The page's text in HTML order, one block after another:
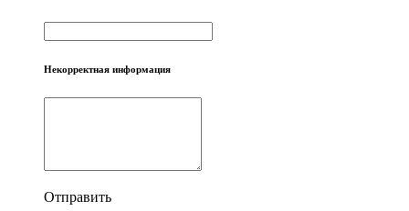
Некорректная информация
Отправить